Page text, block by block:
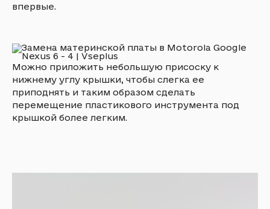
впервые.
Можно приложить небольшую присоску к
нижнему углу крышки, чтобы слегка ее
приподнять и таким образом сделать
перемещение пластикового инструмента под
крышкой более легким.